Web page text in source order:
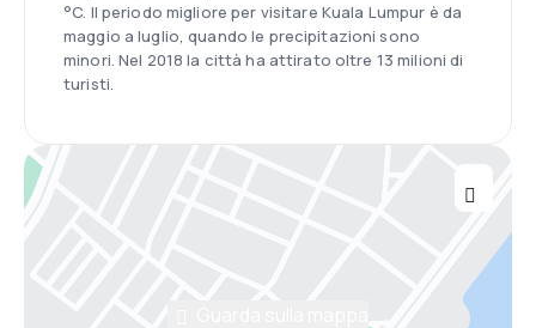
°C. Il periodo migliore per visitare Kuala Lumpur è da
maggio a luglio, quando le precipitazioni sono
minori. Nel 2018 la città ha attirato oltre 13 milioni di
turisti.